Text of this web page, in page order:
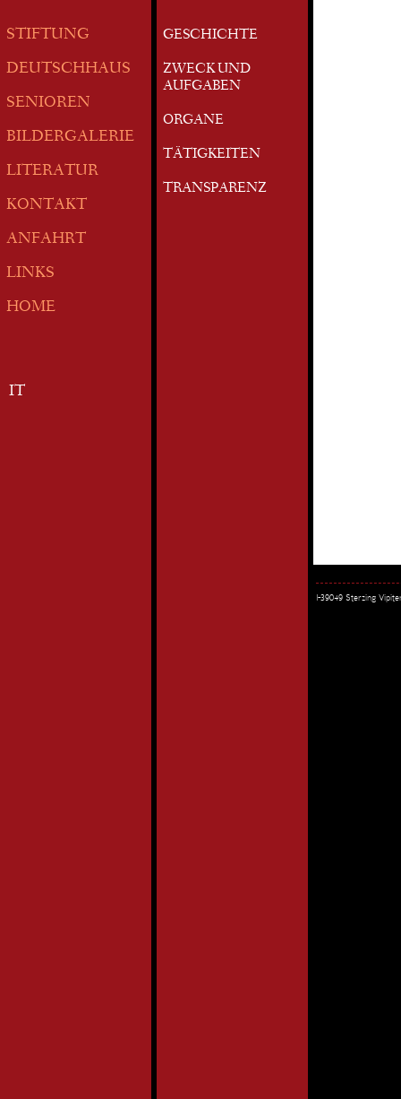
STIFTUNG
DEUTSCHHAUS
SENIOREN
BILDERGALERIE
LITERATUR
KONTAKT
ANFAHRT
LINKS
HOME
IT
GESCHICHTE
ZWECK UND
AUFGABEN
ORGANE
TÄTIGKEITEN
TRANSPARENZ
I-39049 Sterzing